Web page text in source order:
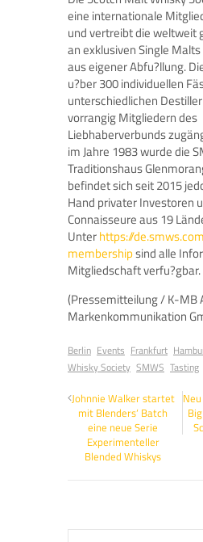
eine internationale
und vertreibt die weltweit
an exklusiven Single
aus eigener Abfu?llung.
u?ber 300 individuellen
unterschiedlichen
vorrangig Mitgliedern des
Liebhaberverbunds
im Jahre 1983 wurde die
Traditionshaus
befindet sich seit 2015
Hand privater Investoren
Connaisseure aus 19
Unterhttps://
membershipsind alle
Mitgliedschaft verfu?gbar.
(Pressemitteilung / K-MB
Markenkommunikation
Berlin Events Frankfurt
Whisky Society SMWS Tasting
Johnnie Walker startet
mit Blenders‘ Batch
eine neue Serie
Experimenteller
Blended Whiskys